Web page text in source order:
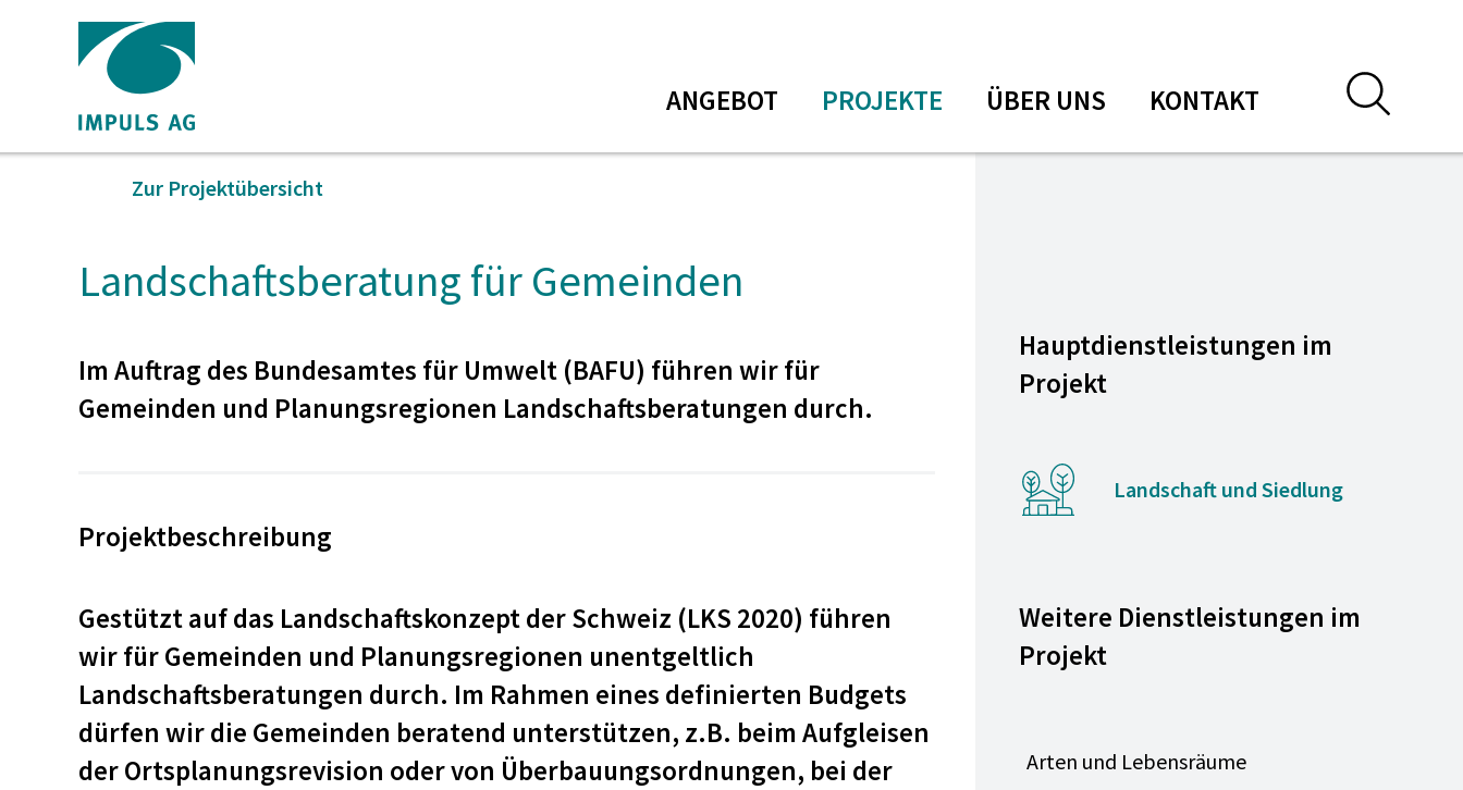
Home
ANGEBOT PROJEKTE ÜBER UNS KONTAKT
Landschaftsberatung
für
Gemeinden
Zur Projektübersicht
Landschaftsberatung für Gemeinden
Im Auftrag des Bundesamtes für Umwelt (BAFU) führen wir für
Gemeinden und Planungsregionen Landschaftsberatungen durch.
Projektbeschreibung
Gestützt auf das Landschaftskonzept der Schweiz (LKS 2020) führen
wir für Gemeinden und Planungsregionen unentgeltlich
Landschaftsberatungen durch. Im Rahmen eines definierten Budgets
dürfen wir die Gemeinden beratend unterstützen, z.B. beim Aufgleisen
der Ortsplanungsrevision oder von Überbauungsordnungen, bei der
Hauptdienstleistungen im
Projekt
Landschaft und Siedlung
Weitere Dienstleistungen im
Projekt
Arten und Lebensräume